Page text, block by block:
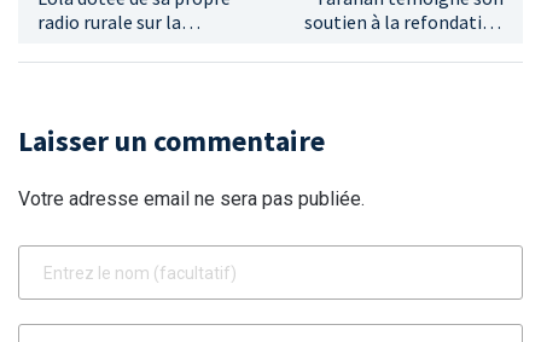
radio rurale sur la
soutien à la refondation
Gouvernementale
Laisser un commentaire
Votre adresse email ne sera pas publiée.